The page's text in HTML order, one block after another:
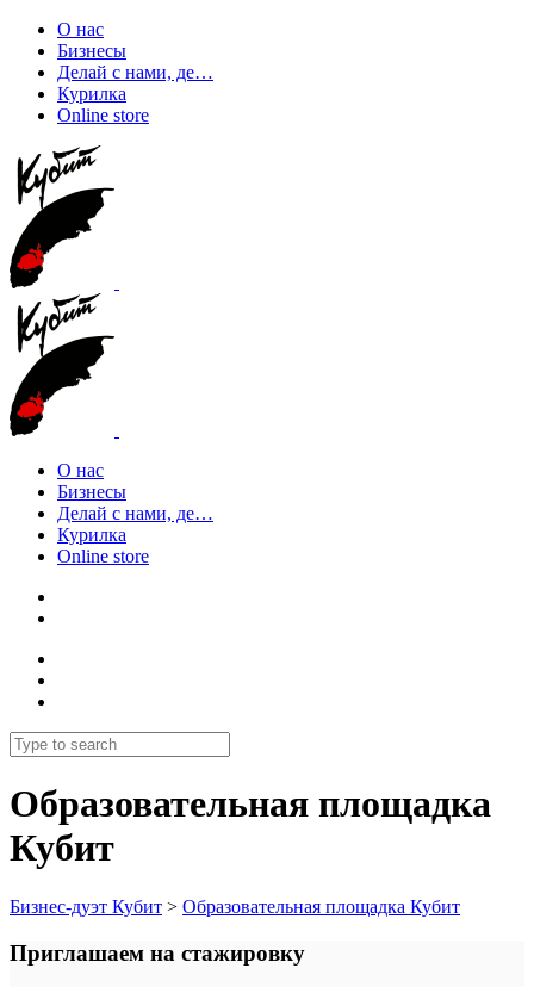
О нас
Бизнесы
Делай с нами, де…
Курилка
Online store
О нас
Бизнесы
Делай с нами, де…
Курилка
Online store
Образовательная площадка
Кубит
Бизнес-дуэт Кубит > Образовательная площадка Кубит
Приглашаем на стажировку